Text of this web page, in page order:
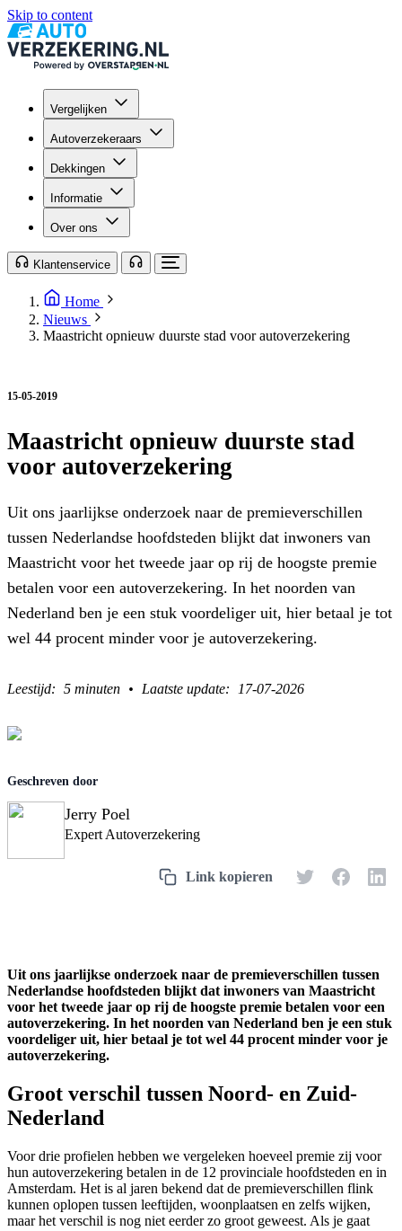
Skip to content
Vergelijken
Autoverzekeraars
Dekkingen
Informatie
Over ons
Klantenservice
Home
Nieuws
Maastricht opnieuw duurste stad voor autoverzekering
15-05-2019
Maastricht opnieuw duurste stad
voor autoverzekering
Uit ons jaarlijkse onderzoek naar de premieverschillen
tussen Nederlandse hoofdsteden blijkt dat inwoners van
Maastricht voor het tweede jaar op rij de hoogste premie
betalen voor een autoverzekering. In het noorden van
Nederland ben je een stuk voordeliger uit, hier betaal je tot
wel 44 procent minder voor je autoverzekering.
5 minuten 17-07-2026
Jerry Poel
Expert Autoverzekering
Uit ons jaarlijkse onderzoek naar de premieverschillen tussen
Nederlandse hoofdsteden blijkt dat inwoners van Maastricht
voor het tweede jaar op rij de hoogste premie betalen voor een
autoverzekering. In het noorden van Nederland ben je een stuk
voordeliger uit, hier betaal je tot wel 44 procent minder voor je
autoverzekering.
Groot verschil tussen Noord- en Zuid-
Nederland
Voor drie profielen hebben we vergeleken hoeveel premie zij voor
hun autoverzekering betalen in de 12 provinciale hoofdsteden en in
Amsterdam. Het is al jaren bekend dat de premieverschillen flink
kunnen oplopen tussen leeftijden, woonplaatsen en zelfs wijken,
maar het verschil is nog niet eerder zo groot geweest. Als je gaat